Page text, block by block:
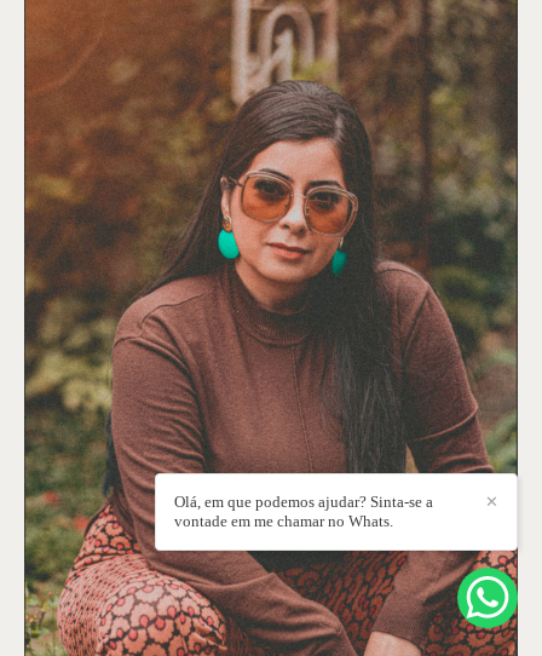
✕
Olá, em que podemos ajudar? Sinta-se a
vontade em me chamar no Whats.